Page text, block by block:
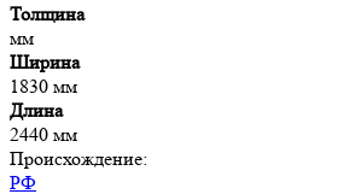
Толщина
мм
Ширина
1830 мм
Длина
2440 мм
Происхождение:
РФ